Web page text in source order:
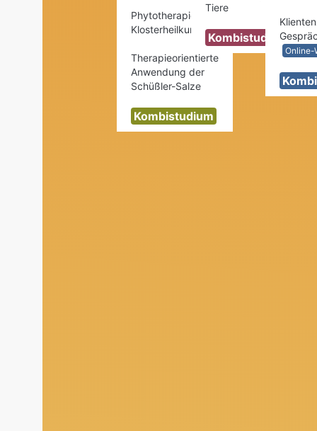
Phytotherapie und
Klosterheilkunde
Therapieorientierte
Anwendung der
Schüßler-Salze
Kombistudium
Tiere
Kombistudium
Online-